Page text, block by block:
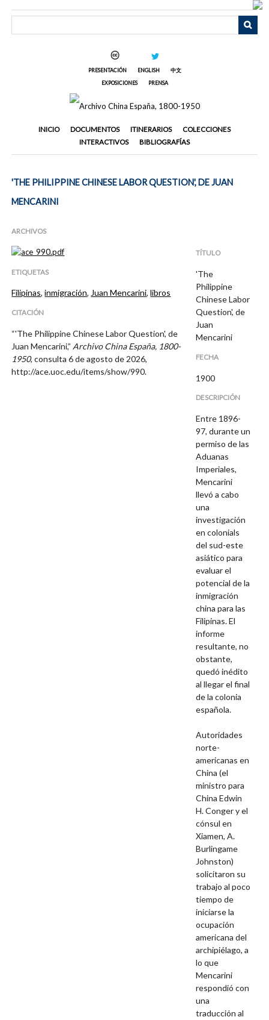
PRESENTACIÓN ENGLISH
中文
EXPOSICIONES
PRENSA
INICIO DOCUMENTOS ITINERARIOS
COLECCIONES
INTERACTIVOS
BIBLIOGRAFÍAS
'THE PHILIPPINE CHINESE LABOR QUESTION', DE JUAN
MENCARINI
ARCHIVOS
ETIQUETAS
Filipinas,inmigración,Juan Mencarini,libros
CITACIÓN
“'The Philippine Chinese Labor Question', de
Juan Mencarini,” Archivo China España, 1800-
1950, consulta 6 de agosto de 2026,
http://ace.uoc.edu/items/show/990.
TÍTULO
'The
Philippine
Chinese Labor
Question', de
Juan
Mencarini
FECHA
1900
DESCRIPCIÓN
Entre 1896-
97, durante un
permiso de las
Aduanas
Imperiales,
Mencarini
llevó a cabo
una
investigación
en colonials
del sud-este
asiático para
evaluar el
potencial de la
inmigración
china para las
Filipinas. El
informe
resultante, no
obstante,
quedó inédito
al llegar el final
de la colonia
española.
Autoridades
norte-
americanas en
China (el
ministro para
China Edwin
H. Conger y el
cónsul en
Xiamen, A.
Burlingame
Johnston)
solicitaron su
trabajo al poco
tiempo de
iniciarse la
ocupación
americana del
archipiélago, a
lo que
Mencarini
respondió con
una
traducción al